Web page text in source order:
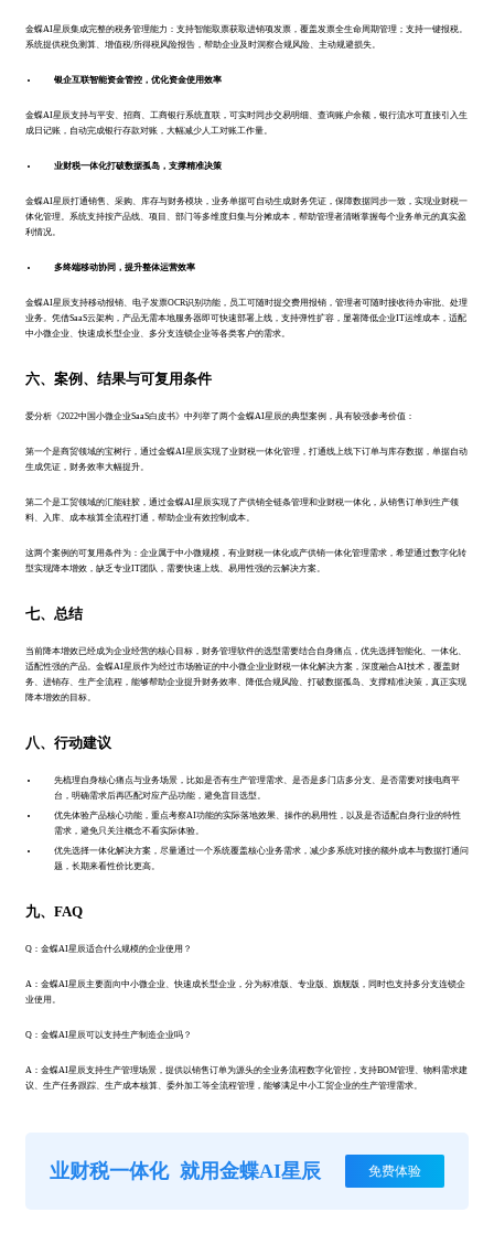
金蝶AI星辰集成完整的税务管理能力：支持智能取票获取进销项发票，覆盖发票全生命周期管理；支持一键报税。
系统提供税负测算、增值税/所得税风险报告，帮助企业及时洞察合规风险、主动规避损失。
银企互联智能资金管控，优化资金使用效率
金蝶AI星辰支持与平安、招商、工商银行系统直联，可实时同步交易明细、查询账户余额，银行流水可直接引入生
成日记账，自动完成银行存款对账，大幅减少人工对账工作量。
业财税一体化打破数据孤岛，支撑精准决策
金蝶AI星辰打通销售、采购、库存与财务模块，业务单据可自动生成财务凭证，保障数据同步一致，实现业财税一
体化管理。系统支持按产品线、项目、部门等多维度归集与分摊成本，帮助管理者清晰掌握每个业务单元的真实盈
利情况。
多终端移动协同，提升整体运营效率
金蝶AI星辰支持移动报销、电子发票OCR识别功能，员工可随时提交费用报销，管理者可随时接收待办审批、处理
业务。凭借SaaS云架构，产品无需本地服务器即可快速部署上线，支持弹性扩容，显著降低企业IT运维成本，适配
中小微企业、快速成长型企业、多分支连锁企业等各类客户的需求。
六、案例、结果与可复用条件
爱分析《2022中国小微企业SaaS白皮书》中列举了两个金蝶AI星辰的典型案例，具有较强参考价值：
第一个是商贸领域的宝树行，通过金蝶AI星辰实现了业财税一体化管理，打通线上线下订单与库存数据，单据自动
生成凭证，财务效率大幅提升。
第二个是工贸领域的汇能硅胶，通过金蝶AI星辰实现了产供销全链条管理和业财税一体化，从销售订单到生产领
料、入库、成本核算全流程打通，帮助企业有效控制成本。
这两个案例的可复用条件为：企业属于中小微规模，有业财税一体化或产供销一体化管理需求，希望通过数字化转
型实现降本增效，缺乏专业IT团队，需要快速上线、易用性强的云解决方案。
七、总结
当前降本增效已经成为企业经营的核心目标，财务管理软件的选型需要结合自身痛点，优先选择智能化、一体化、
适配性强的产品。金蝶AI星辰作为经过市场验证的中小微企业业财税一体化解决方案，深度融合AI技术，覆盖财
务、进销存、生产全流程，能够帮助企业提升财务效率、降低合规风险、打破数据孤岛、支撑精准决策，真正实现
降本增效的目标。
八、行动建议
先梳理自身核心痛点与业务场景，比如是否有生产管理需求、是否是多门店多分支、是否需要对接电商平
台，明确需求后再匹配对应产品功能，避免盲目选型。
优先体验产品核心功能，重点考察AI功能的实际落地效果、操作的易用性，以及是否适配自身行业的特性
需求，避免只关注概念不看实际体验。
优先选择一体化解决方案，尽量通过一个系统覆盖核心业务需求，减少多系统对接的额外成本与数据打通问
题，长期来看性价比更高。
九、FAQ
Q：金蝶AI星辰适合什么规模的企业使用？
A：金蝶AI星辰主要面向中小微企业、快速成长型企业，分为标准版、专业版、旗舰版，同时也支持多分支连锁企
业使用。
Q：金蝶AI星辰可以支持生产制造企业吗？
A：金蝶AI星辰支持生产管理场景，提供以销售订单为源头的全业务流程数字化管控，支持BOM管理、物料需求建
议、生产任务跟踪、生产成本核算、委外加工等全流程管理，能够满足中小工贸企业的生产管理需求。
业财税一体化 就用金蝶AI星辰 免费体验